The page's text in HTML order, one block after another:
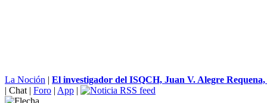
La Noción | El investigador del ISQCH, Juan V. Alegre
| Chat | Foro | App |